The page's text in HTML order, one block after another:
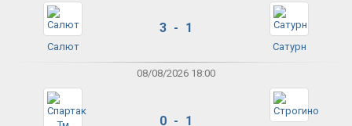
Салют
3 - 1
Сатурн
08/08/2026 18:00
0 - 1